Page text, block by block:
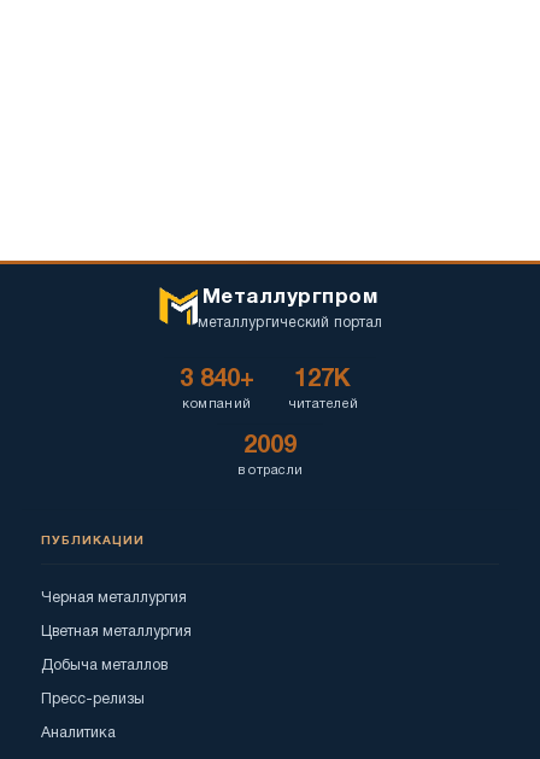
Металлургпром
металлургический портал
3 840+
компаний
127K
читателей
2009
в отрасли
ПУБЛИКАЦИИ
Черная металлургия
Цветная металлургия
Добыча металлов
Пресс-релизы
Аналитика